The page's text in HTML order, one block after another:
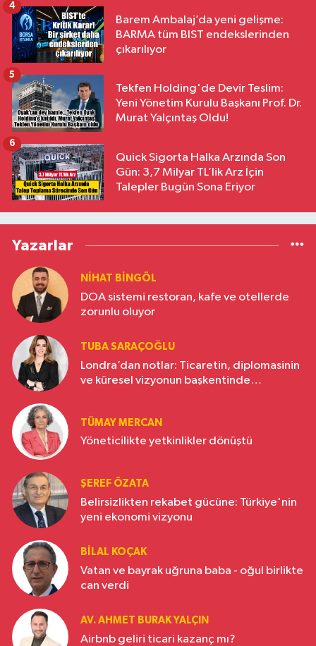
Barem Ambalaj’da yeni gelişme:
BARMA tüm BIST endekslerinden
çıkarılıyor
4
Tekfen Holding'de Devir Teslim:
Yeni Yönetim Kurulu Başkanı Prof. Dr.
Murat Yalçıntaş Oldu!
5
Quick Sigorta Halka Arzında Son
Gün: 3,7 Milyar TL’lik Arz İçin
Talepler Bugün Sona Eriyor
6
Yazarlar
NIHAT BINGÖL
DOA sistemi restoran, kafe ve otellerde
zorunlu oluyor
TUBA SARAÇOĞLU
Londra’dan notlar: Ticaretin, diplomasinin
ve küresel vizyonun başkentinde
TÜMAY MERCAN
Yöneticilikte yetkinlikler dönüştü
ŞEREF ÖZATA
Belirsizlikten rekabet gücüne: Türkiye'nin
yeni ekonomi vizyonu
BILAL KOÇAK
Vatan ve bayrak uğruna baba - oğul birlikte
can verdi
AV. AHMET BURAK YALÇIN
Airbnb geliri ticari kazanç mı?